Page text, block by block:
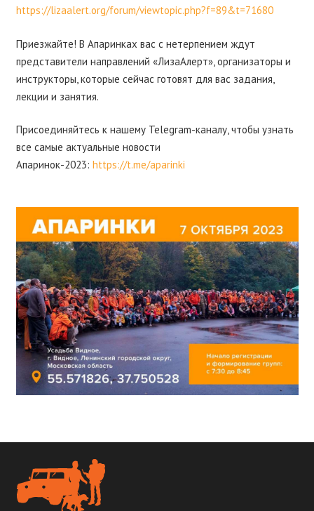
https://lizaalert.org/forum/viewtopic.php?f=89&t=71680
Приезжайте! В Апаринках вас с нетерпением ждут
представители направлений «ЛизаАлерт», организаторы и
инструкторы, которые сейчас готовят для вас задания,
лекции и занятия.
Присоединяйтесь к нашему Telegram-каналу, чтобы узнать
все самые актуальные новости
Апаринок-2023: https://t.me/aparinki